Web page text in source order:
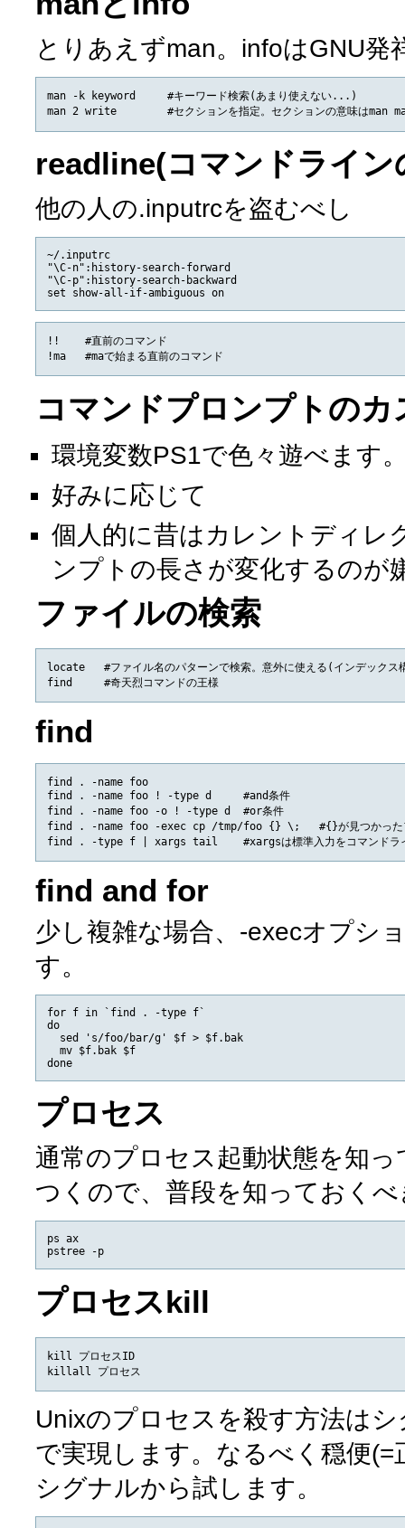
とりあえずman。infoはGNU発
man -k keyword     #キーワード検索(あまり使えない...)
readline(コマンドライ
他の人の.inputrcを盗むべし
~/.inputrc
"\C-n":history-search-forward
"\C-p":history-search-backward
!!    #直前のコマンド
コマンドプロンプトのカ
環境変数PS1で色々遊べます
好みに応じて
個人的に昔はカレントディレ
ンプトの長さが変化するのが
ファイルの検索
locate   #ファイル名のパターンで検索。意外に使える(インデックス
find
find . -name foo
find . -name foo ! -type d     #and条件
find . -name foo -o ! -type d  #or条件
find . -name foo -exec cp /tmp/foo {} \;   #{}が見つかったファ
find and for
少し複雑な場合、-execオプシ
す。
for f in `find . -type f`
do
  sed 's/foo/bar/g' $f > $f.bak
  mv $f.bak $f
プロセス
通常のプロセス起動状態を知
つくので、普段を知っておく
ps ax
プロセスkill
kill プロセスID
Unixのプロセスを殺す方法は
で実現します。なるべく穏便
シグナルから試します。